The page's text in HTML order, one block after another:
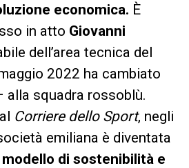
economica. È
in atto Giovanni
dell’area tecnica del
2022 ha cambiato
alla squadra rossoblù.
Corriere dello Sport, negli
emiliana è diventata
modello di sostenibilità e